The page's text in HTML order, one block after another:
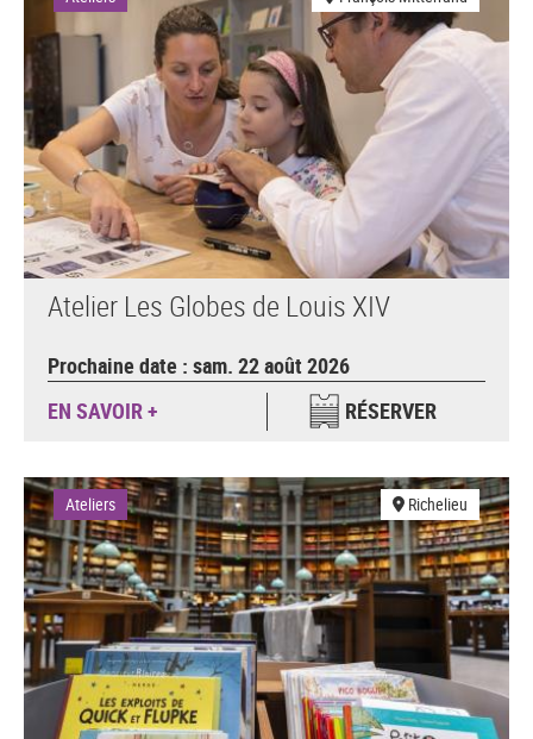
Atelier Les Globes de Louis XIV
Prochaine date : sam. 22 août 2026
EN SAVOIR +
RÉSERVER
Ateliers Richelieu